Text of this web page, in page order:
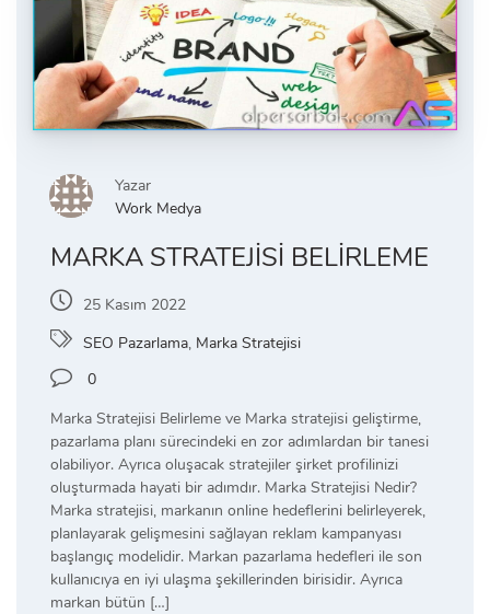
Yazar
Work Medya
MARKA STRATEJISI BELIRLEME
25 Kasım 2022
SEO Pazarlama, Marka Stratejisi
0
Marka Stratejisi Belirleme ve Marka stratejisi geliştirme,
pazarlama planı sürecindeki en zor adımlardan bir tanesi
olabiliyor. Ayrıca oluşacak stratejiler şirket profilinizi
oluşturmada hayati bir adımdır. Marka Stratejisi Nedir?
Marka stratejisi, markanın online hedeflerini belirleyerek,
planlayarak gelişmesini sağlayan reklam kampanyası
başlangıç modelidir. Markan pazarlama hedefleri ile son
kullanıcıya en iyi ulaşma şekillerinden birisidir. Ayrıca
markan bütün […]